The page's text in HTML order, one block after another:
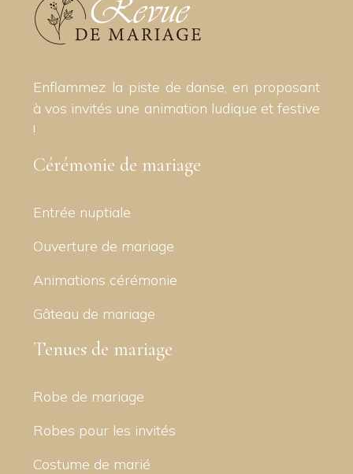
Enflammez la piste de danse, en proposant
à vos invités une animation ludique et festive
!
Cérémonie de mariage
Entrée nuptiale
Ouverture de mariage
Animations cérémonie
Gâteau de mariage
Tenues de mariage
Robe de mariage
Robes pour les invités
Costume de marié